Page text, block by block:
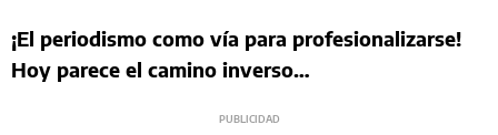
¡El periodismo como vía para profesionalizarse!
Hoy parece el camino inverso…